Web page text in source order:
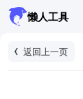
懒人工具
返回上一页